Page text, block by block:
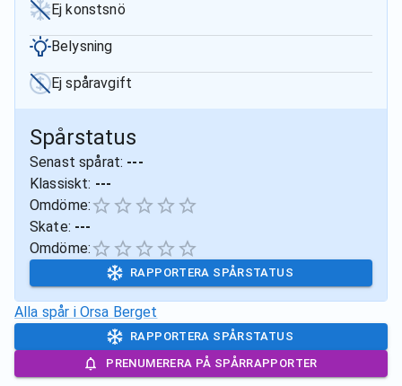
Ej konstsnö
Belysning
Ej spåravgift
Spårstatus
Senast spårat: ---
Klassiskt: ---
Omdöme:
Skate: ---
Omdöme:
RAPPORTERA SPÅRSTATUS
Alla spår i Orsa Berget
RAPPORTERA SPÅRSTATUS
PRENUMERERA PÅ SPÅRRAPPORTER